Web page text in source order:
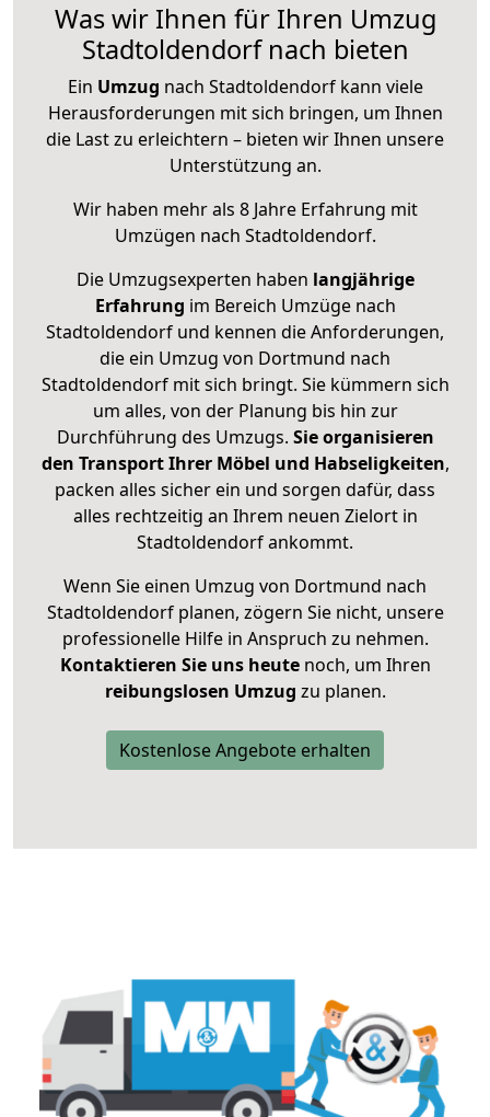
Was wir Ihnen für Ihren Umzug
Stadtoldendorf nach bieten
Ein Umzug nach Stadtoldendorf kann viele
Herausforderungen mit sich bringen, um Ihnen
die Last zu erleichtern – bieten wir Ihnen unsere
Unterstützung an.
Wir haben mehr als 8 Jahre Erfahrung mit
Umzügen nach Stadtoldendorf.
Die Umzugsexperten haben langjährige
Erfahrung im Bereich Umzüge nach
Stadtoldendorf und kennen die Anforderungen,
die ein Umzug von Dortmund nach
Stadtoldendorf mit sich bringt. Sie kümmern sich
um alles, von der Planung bis hin zur
Durchführung des Umzugs. Sie organisieren
den Transport Ihrer Möbel und Habseligkeiten,
packen alles sicher ein und sorgen dafür, dass
alles rechtzeitig an Ihrem neuen Zielort in
Stadtoldendorf ankommt.
Wenn Sie einen Umzug von Dortmund nach
Stadtoldendorf planen, zögern Sie nicht, unsere
professionelle Hilfe in Anspruch zu nehmen.
Kontaktieren Sie uns heutenoch, um Ihren
reibungslosen Umzug zu planen.
Kostenlose Angebote erhalten